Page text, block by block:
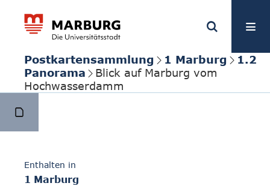
Postkartensammlung 1 Marburg
1.2
Panorama
Blick auf Marburg vom
Hochwasserdamm
Enthalten in
1 Marburg